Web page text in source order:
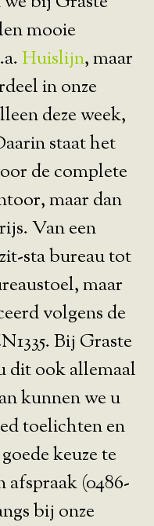
mooie
Huislijn, maar
in onze
deze week,
staat het
de complete
maar dan
Van een
sta bureau tot
maar
volgens de
Bij Graste
dit ook allemaal
kunnen we u
toelichten en
keuze te
afspraak (0486-
bij onze